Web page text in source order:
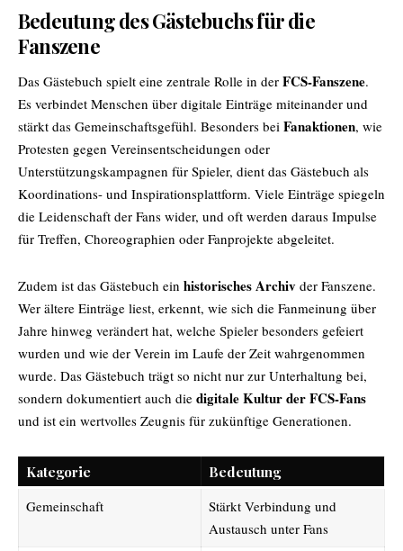
Bedeutung des Gästebuchs für die
Fanszene
Das Gästebuch spielt eine zentrale Rolle in der FCS-Fanszene.
Es verbindet Menschen über digitale Einträge miteinander und
stärkt das Gemeinschaftsgefühl. Besonders bei Fanaktionen, wie
Protesten gegen Vereinsentscheidungen oder
Unterstützungskampagnen für Spieler, dient das Gästebuch als
Koordinations- und Inspirationsplattform. Viele Einträge spiegeln
die Leidenschaft der Fans wider, und oft werden daraus Impulse
für Treffen, Choreographien oder Fanprojekte abgeleitet.
Zudem ist das Gästebuch ein historisches Archiv der Fanszene.
Wer ältere Einträge liest, erkennt, wie sich die Fanmeinung über
Jahre hinweg verändert hat, welche Spieler besonders gefeiert
wurden und wie der Verein im Laufe der Zeit wahrgenommen
wurde. Das Gästebuch trägt so nicht nur zur Unterhaltung bei,
sondern dokumentiert auch die digitale Kultur der FCS-Fans
und ist ein wertvolles Zeugnis für zukünftige Generationen.
Kategorie
Bedeutung
Gemeinschaft
Stärkt Verbindung und
Austausch unter Fans